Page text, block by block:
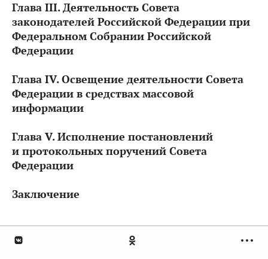
Глава III. Деятельность Совета
законодателей Российской Федерации при
Федеральном Собрании Российской
Федерации
Глава IV. Освещение деятельности Совета
Федерации в средствах массовой
информации
Глава V. Исполнение постановлений
и протокольных поручений Совета
Федерации
Заключение